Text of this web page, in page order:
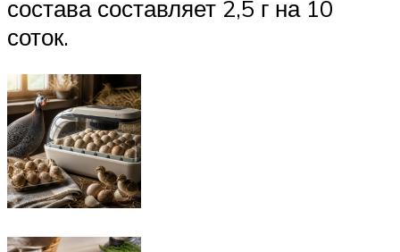
состава составляет 2,5 г на 10
соток.